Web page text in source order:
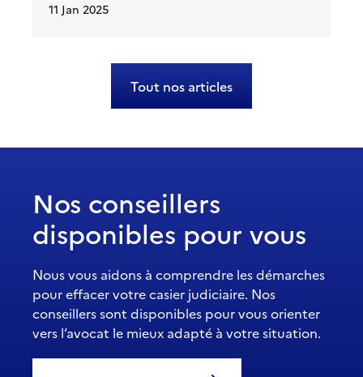
11 Jan 2025
Tout nos articles
Nos conseillers
disponibles pour vous
Nous vous aidons à comprendre les démarches
pour effacer votre casier judiciaire. Nos
conseillers sont disponibles pour vous orienter
vers l’avocat le mieux adapté à votre situation.